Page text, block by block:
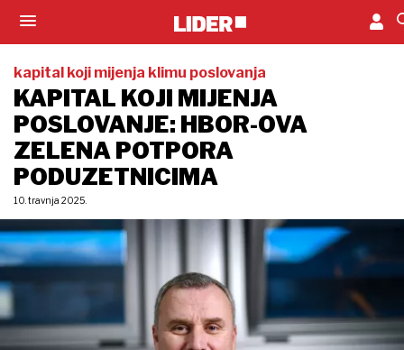
kapital koji mijenja klimu poslovanja
KAPITAL KOJI MIJENJA
POSLOVANJE: HBOR-OVA
ZELENA POTPORA
PODUZETNICIMA
10. travnja 2025.